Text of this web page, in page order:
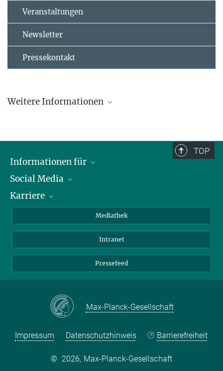
Veranstaltungen
Newsletter
Pressekontakt
Weitere Informationen
press@...
TOP
Informationen für
Journalisten
Schule
Social Media
LinkedIn
YouTube
Karriere
Mediathek
Intranet
Pressefeed
Max-Planck-Gesellschaft
Impressum Datenschutzhinweis Barrierefreiheit
© 2026, Max-Planck-Gesellschaft